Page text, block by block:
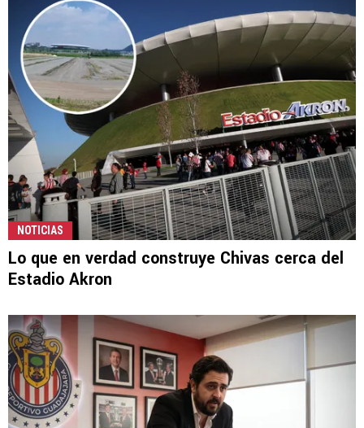
NOTICIAS
Lo que en verdad construye Chivas cerca del
Estadio Akron